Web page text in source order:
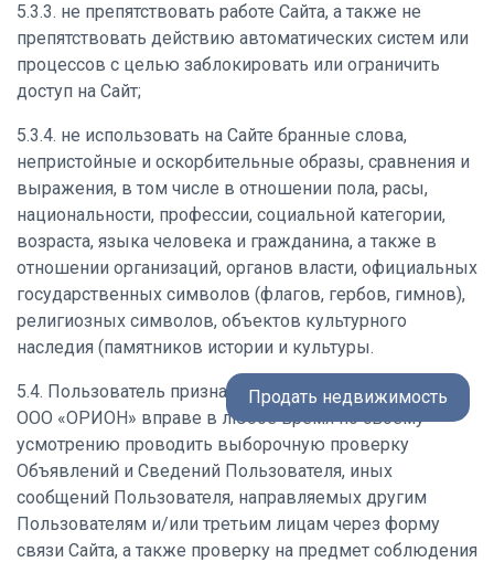
5.3.3. не препятствовать работе Сайта, а также не
препятствовать действию автоматических систем или
процессов с целью заблокировать или ограничить
доступ на Сайт;
5.3.4. не использовать на Сайте бранные слова,
непристойные и оскорбительные образы, сравнения и
выражения, в том числе в отношении пола, расы,
национальности, профессии, социальной категории,
возраста, языка человека и гражданина, а также в
отношении организаций, органов власти, официальных
государственных символов (флагов, гербов, гимнов),
религиозных символов, объектов культурного
наследия (памятников истории и культуры.
5.4. Пользователь признает и соглашается с тем, что
ООО «ОРИОН» вправе в любое время по своему
усмотрению проводить выборочную проверку
Объявлений и Сведений Пользователя, иных
сообщений Пользователя, направляемых другим
Пользователям и/или третьим лицам через форму
связи Сайта, а также проверку на предмет соблюдения
Продать недвижимость